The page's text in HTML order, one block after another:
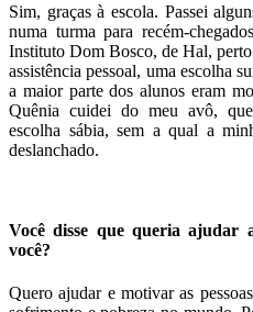
Sim, graças à escola. Passei
numa turma para recém-
Instituto Dom Bosco, de Hal,
assistência pessoal, uma escolha
a maior parte dos alunos eram
Quênia cuidei do meu avô,
escolha sábia, sem a qual a
deslanchado.
Você disse que queria ajudar
você?
Quero ajudar e motivar as